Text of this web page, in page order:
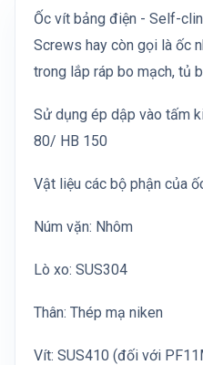
Ốc vít bảng điện - Self-
Screws hay còn gọi là ốc
trong lắp ráp bo mạch, tủ
Sử dụng ép dập vào tấm
80/ HB 150
Vật liệu các bộ phận của
Núm vặn: Nhôm
Lò xo: SUS304
Thân: Thép mạ niken
Vít: SUS410 (đối với